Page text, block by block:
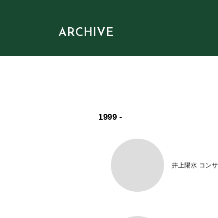
ARCHIVE
1999 -
井上陽水 コン